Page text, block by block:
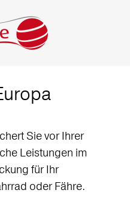
Sie vor Ihrer
Leistungen im
für Ihr
oder Fähre.